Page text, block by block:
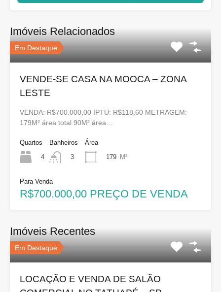
Imóveis Relacionados
Em Destaque
VENDE-SE CASA NA MOOCA – ZONA
LESTE
VENDA: R$700.000,00 IPTU: R$118,60 METRAGEM:
179M² área total 90M² área…
Quartos
4
Banheiros
3
Área
179 M²
Para Venda
R$700.000,00 PREÇO DE VENDA
Imóveis Recentes
Em Destaque
LOCAÇÃO E VENDA DE SALÃO